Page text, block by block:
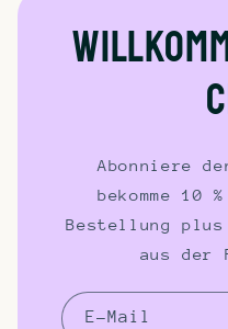
Abonniere
bekomme 10
Bestellung plus
aus der
E-Mail